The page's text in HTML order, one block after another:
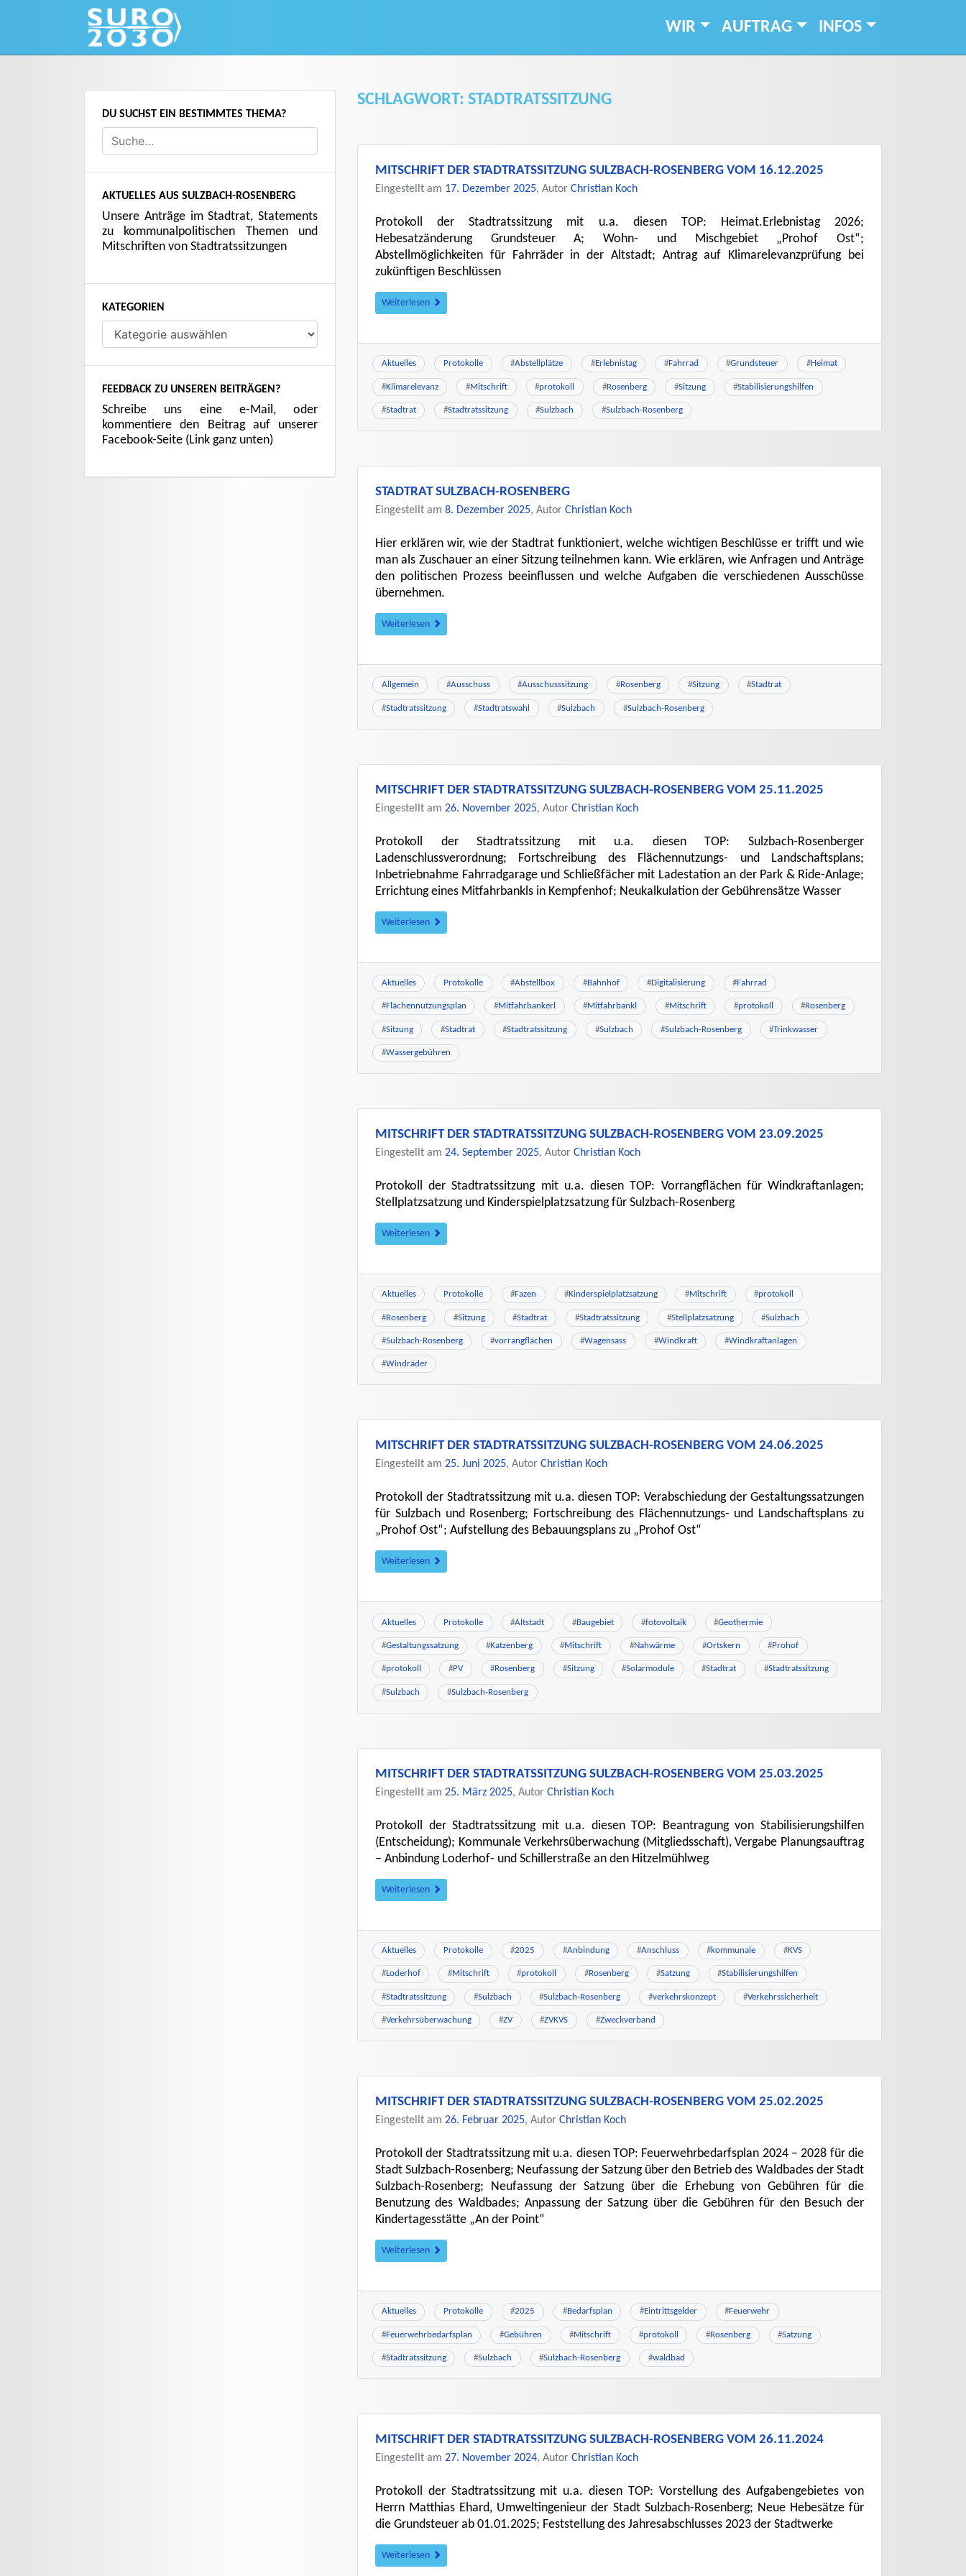
WIR AUFTRAG INFOS
SCHLAGWORT: STADTRATSSITZUNG
MITSCHRIFT DER STADTRATSSITZUNG SULZBACH-ROSENBERG VOM 16.12.2025
Eingestellt am 17. Dezember 2025, Autor Christian Koch
Protokoll der Stadtratssitzung mit u.a. diesen TOP: Heimat.Erlebnistag 2026;
Hebesatzänderung Grundsteuer A; Wohn- und Mischgebiet „Prohof Ost“;
Abstellmöglichkeiten für Fahrräder in der Altstadt; Antrag auf Klimarelevanzprüfung bei
zukünftigen Beschlüssen
Weiterlesen
Aktuelles Protokolle #Abstellplätze #Erlebnistag #Fahrrad #Grundsteuer #Heimat
#Klimarelevanz #Mitschrift #protokoll #Rosenberg #Sitzung #Stabilisierungshilfen
#Stadtrat #Stadtratssitzung #Sulzbach #Sulzbach-Rosenberg
STADTRAT SULZBACH-ROSENBERG
Eingestellt am 8. Dezember 2025, Autor Christian Koch
Hier erklären wir, wie der Stadtrat funktioniert, welche wichtigen Beschlüsse er trifft und wie
man als Zuschauer an einer Sitzung teilnehmen kann. Wie erklären, wie Anfragen und Anträge
den politischen Prozess beeinflussen und welche Aufgaben die verschiedenen Ausschüsse
übernehmen.
Weiterlesen
Allgemein #Ausschuss #Ausschusssitzung #Rosenberg #Sitzung #Stadtrat
#Stadtratssitzung #Stadtratswahl #Sulzbach #Sulzbach-Rosenberg
MITSCHRIFT DER STADTRATSSITZUNG SULZBACH-ROSENBERG VOM 25.11.2025
Eingestellt am 26. November 2025, Autor Christian Koch
Protokoll der Stadtratssitzung mit u.a. diesen TOP: Sulzbach-Rosenberger
Ladenschlussverordnung; Fortschreibung des Flächennutzungs- und Landschaftsplans;
Inbetriebnahme Fahrradgarage und Schließfächer mit Ladestation an der Park & Ride-Anlage;
Errichtung eines Mitfahrbankls in Kempfenhof; Neukalkulation der Gebührensätze Wasser
Weiterlesen
Aktuelles Protokolle #Abstellbox #Bahnhof #Digitalisierung #Fahrrad
#Flächennutzungsplan #Mitfahrbankerl #Mitfahrbankl #Mitschrift #protokoll #Rosenberg
#Sitzung #Stadtrat #Stadtratssitzung #Sulzbach #Sulzbach-Rosenberg #Trinkwasser
#Wassergebühren
MITSCHRIFT DER STADTRATSSITZUNG SULZBACH-ROSENBERG VOM 23.09.2025
Eingestellt am 24. September 2025, Autor Christian Koch
Protokoll der Stadtratssitzung mit u.a. diesen TOP: Vorrangflächen für Windkraftanlagen;
Stellplatzsatzung und Kinderspielplatzsatzung für Sulzbach-Rosenberg
Weiterlesen
Aktuelles Protokolle #Fazen #Kinderspielplatzsatzung #Mitschrift #protokoll
#Rosenberg #Sitzung #Stadtrat #Stadtratssitzung #Stellplatzsatzung #Sulzbach
#Sulzbach-Rosenberg #vorrangflächen #Wagensass #Windkraft #Windkraftanlagen
#Windräder
MITSCHRIFT DER STADTRATSSITZUNG SULZBACH-ROSENBERG VOM 24.06.2025
Eingestellt am 25. Juni 2025, Autor Christian Koch
Protokoll der Stadtratssitzung mit u.a. diesen TOP: Verabschiedung der Gestaltungssatzungen
für Sulzbach und Rosenberg; Fortschreibung des Flächennutzungs- und Landschaftsplans zu
„Prohof Ost“; Aufstellung des Bebauungsplans zu „Prohof Ost“
Weiterlesen
Aktuelles Protokolle #Altstadt #Baugebiet #fotovoltaik #Geothermie
#Gestaltungssatzung #Katzenberg #Mitschrift #Nahwärme #Ortskern #Prohof
#protokoll #PV #Rosenberg #Sitzung #Solarmodule #Stadtrat #Stadtratssitzung
#Sulzbach #Sulzbach-Rosenberg
MITSCHRIFT DER STADTRATSSITZUNG SULZBACH-ROSENBERG VOM 25.03.2025
Eingestellt am 25. März 2025, Autor Christian Koch
Protokoll der Stadtratssitzung mit u.a. diesen TOP: Beantragung von Stabilisierungshilfen
(Entscheidung); Kommunale Verkehrsüberwachung (Mitgliedsschaft), Vergabe Planungsauftrag
– Anbindung Loderhof- und Schillerstraße an den Hitzelmühlweg
Weiterlesen
Aktuelles Protokolle #2025 #Anbindung #Anschluss #kommunale #KVS
#Loderhof #Mitschrift #protokoll #Rosenberg #Satzung #Stabilisierungshilfen
#Stadtratssitzung #Sulzbach #Sulzbach-Rosenberg #verkehrskonzept #Verkehrssicherheit
#Verkehrsüberwachung #ZV #ZVKVS #Zweckverband
MITSCHRIFT DER STADTRATSSITZUNG SULZBACH-ROSENBERG VOM 25.02.2025
Eingestellt am 26. Februar 2025, Autor Christian Koch
Protokoll der Stadtratssitzung mit u.a. diesen TOP: Feuerwehrbedarfsplan 2024 – 2028 für die
Stadt Sulzbach-Rosenberg; Neufassung der Satzung über den Betrieb des Waldbades der Stadt
Sulzbach-Rosenberg; Neufassung der Satzung über die Erhebung von Gebühren für die
Benutzung des Waldbades; Anpassung der Satzung über die Gebühren für den Besuch der
Kindertagesstätte „An der Point“
Weiterlesen
Aktuelles Protokolle #2025 #Bedarfsplan #Eintrittsgelder #Feuerwehr
#Feuerwehrbedarfsplan #Gebühren #Mitschrift #protokoll #Rosenberg #Satzung
#Stadtratssitzung #Sulzbach #Sulzbach-Rosenberg #waldbad
MITSCHRIFT DER STADTRATSSITZUNG SULZBACH-ROSENBERG VOM 26.11.2024
Eingestellt am 27. November 2024, Autor Christian Koch
Protokoll der Stadtratssitzung mit u.a. diesen TOP: Vorstellung des Aufgabengebietes von
Herrn Matthias Ehard, Umweltingenieur der Stadt Sulzbach-Rosenberg; Neue Hebesätze für
die Grundsteuer ab 01.01.2025; Feststellung des Jahresabschlusses 2023 der Stadtwerke
Weiterlesen
DU SUCHST EIN BESTIMMTES THEMA?
AKTUELLES AUS SULZBACH-ROSENBERG
Unsere Anträge im Stadtrat, Statements
zu kommunalpolitischen Themen und
Mitschriften von Stadtratssitzungen
KATEGORIEN
FEEDBACK ZU UNSEREN BEITRÄGEN?
Schreibe uns eine e-Mail, oder
kommentiere den Beitrag auf unserer
Facebook-Seite (Link ganz unten)